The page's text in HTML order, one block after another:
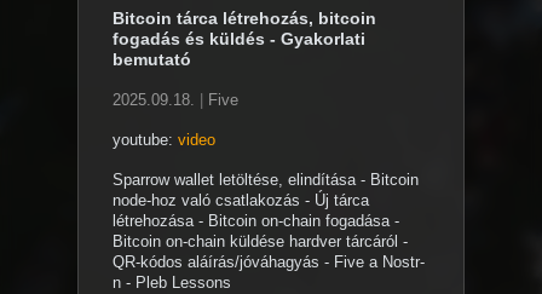
Bitcoin tárca létrehozás, bitcoin
fogadás és küldés - Gyakorlati
bemutató
2025.09.18. Five
youtube: video
Sparrow wallet letöltése, elindítása - Bitcoin
node-hoz való csatlakozás - Új tárca
létrehozása - Bitcoin on-chain fogadása -
Bitcoin on-chain küldése hardver tárcáról -
QR-kódos aláírás/jóváhagyás - Five a Nostr-
n - Pleb Lessons